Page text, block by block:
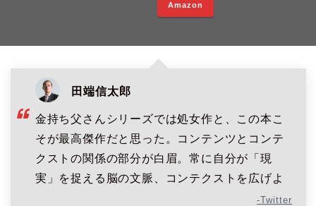
Amazon
田端信太郎
金持ち父さんシリーズでは処女作と、この本こ
そが最高傑作だと思った。コンテンツとコンテ
クストの関係の部分が白眉。常に自分が「現
実」を捉える脳の文脈、コンテクストを広げよ
-Twitter